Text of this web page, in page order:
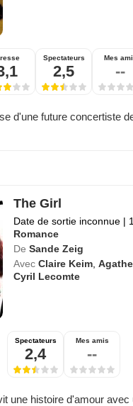
Spectateurs
2,5
Mes
--
d'une future concertiste
The Girl
Date de sortie inconnue |
Romance
De Sande Zeig
Avec Claire Keim ,
Cyril Lecomte
Spectateurs
2,4
Mes amis
--
une histoire d'amour avec